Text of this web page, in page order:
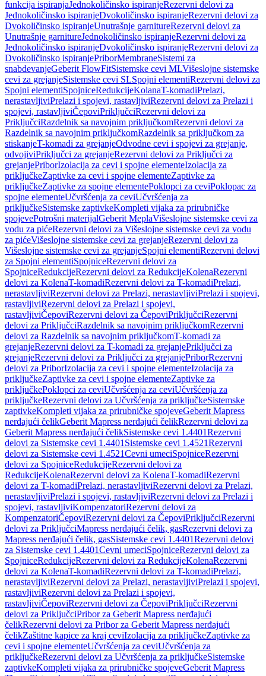
funkcija ispiranjaJednokoličinsko ispiranjeRezervni delovi za
Jednokoličinsko ispiranjeDvokoličinsko ispiranjeRezervni delovi za
Dvokoličinsko ispiranjeUnutrašnje garnitureRezervni delovi za
Unutrašnje garnitureJednokoličinsko ispiranjeRezervni delovi za
Jednokoličinsko ispiranjeDvokoličinsko ispiranjeRezervni delovi za
Dvokoličinsko ispiranjePriborMembraneSistemi za
snabdevanjeGeberit FlowFitSistemske cevi MLVišeslojne sistemske
cevi za grejanjeSistemske cevi SLSpojni elementiRezervni delovi za
Spojni elementiSpojniceRedukcijeKolanaT-komadiPrelazi,
nerastavljiviPrelazi i spojevi, rastavljiviRezervni delovi za Prelazi i
spojevi, rastavljiviČepoviPriključciRezervni delovi za
PriključciRazdelnik sa navojnim priključkomRezervni delovi za
Razdelnik sa navojnim priključkomRazdelnik sa priključkom za
stiskanjeT-komadi za grejanjeOdvodne cevi i spojevi za grejanje,
odvojiviPriključci za grejanjeRezervni delovi za Priključci za
grejanjePriborIzolacija za cevi i spojne elementeIzolacija za
priključkeZaptivke za cevi i spojne elementeZaptivke za
priključkeZaptivke za spojne elementePoklopci za ceviPoklopac za
spojne elementeUčvršćenja za ceviUčvršćenja za
priključkeSistemske zaptivkeKompleti vijaka za prirubničke
spojevePotrošni materijalGeberit MeplaVišeslojne sistemske cevi za
vodu za pićeRezervni delovi za Višeslojne sistemske cevi za vodu
za pićeVišeslojne sistemske cevi za grejanjeRezervni delovi za
Višeslojne sistemske cevi za grejanjeSpojni elementiRezervni delovi
za Spojni elementiSpojniceRezervni delovi za
SpojniceRedukcijeRezervni delovi za RedukcijeKolenaRezervni
delovi za KolenaT-komadiRezervni delovi za T-komadiPrelazi,
nerastavljiviRezervni delovi za Prelazi, nerastavljiviPrelazi i spojevi,
rastavljiviRezervni delovi za Prelazi i spojevi,
rastavljiviČepoviRezervni delovi za ČepoviPriključciRezervni
delovi za PriključciRazdelnik sa navojnim priključkomRezervni
delovi za Razdelnik sa navojnim priključkomT-komadi za
grejanjeRezervni delovi za T-komadi za grejanjePriključci za
grejanjeRezervni delovi za Priključci za grejanjePriborRezervni
delovi za PriborIzolacija za cevi i spojne elementeIzolacija za
priključkeZaptivke za cevi i spojne elementeZaptivke za
priključkePoklopci za ceviUčvršćenja za ceviUčvršćenja za
priključkeRezervni delovi za Učvršćenja za priključkeSistemske
zaptivkeKompleti vijaka za prirubničke spojeveGeberit Mapress
nerđajući čelikGeberit Mapress nerđajući čelikRezervni delovi za
Geberit Mapress nerđajući čelikSistemske cevi 1.4401Rezervni
delovi za Sistemske cevi 1.4401 Sistemske cevi 1.4521Rezervni
delovi za Sistemske cevi 1.4521Cevni umeciSpojniceRezervni
delovi za SpojniceRedukcijeRezervni delovi za
RedukcijeKolenaRezervni delovi za KolenaT-komadiRezervni
delovi za T-komadiPrelazi, nerastavljiviRezervni delovi za Prelazi,
nerastavljiviPrelazi i spojevi, rastavljiviRezervni delovi za Prelazi i
spojevi, rastavljiviKompenzatoriRezervni delovi za
KompenzatoriČepoviRezervni delovi za ČepoviPriključciRezervni
delovi za PriključciMapress nerđajući čelik, gasRezervni delovi za
Mapress nerđajući čelik, gasSistemske cevi 1.4401Rezervni delovi
za Sistemske cevi 1.4401Cevni umeciSpojniceRezervni delovi za
SpojniceRedukcijeRezervni delovi za RedukcijeKolenaRezervni
delovi za KolenaT-komadiRezervni delovi za T-komadiPrelazi,
nerastavljiviRezervni delovi za Prelazi, nerastavljiviPrelazi i spojevi,
rastavljiviRezervni delovi za Prelazi i spojevi,
rastavljiviČepoviRezervni delovi za ČepoviPriključciRezervni
delovi za PriključciPribor za Geberit Mapress nerđajući
čelikRezervni delovi za Pribor za Geberit Mapress nerđajući
čelikZaštitne kapice za kraj ceviIzolacija za priključkeZaptivke za
cevi i spojne elementeUčvršćenja za ceviUčvršćenja za
priključkeRezervni delovi za Učvršćenja za priključkeSistemske
zaptivkeKompleti vijaka za prirubničke spojeveGeberit Mapress